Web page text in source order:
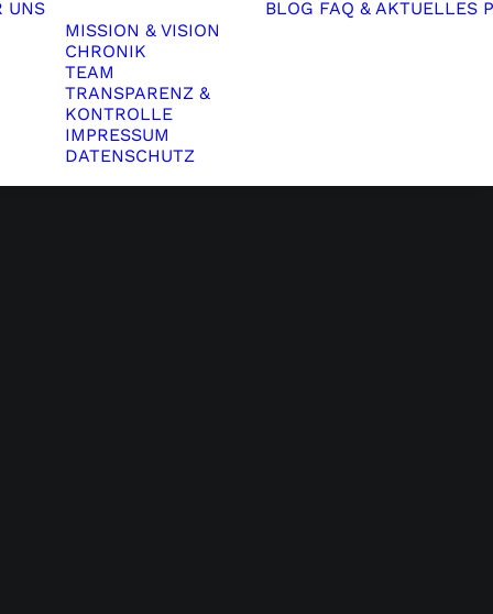
UNS
MISSION & VISION
CHRONIK
TEAM
TRANSPARENZ &
KONTROLLE
IMPRESSUM
DATENSCHUTZ
BLOG FAQ & AKTUELLES